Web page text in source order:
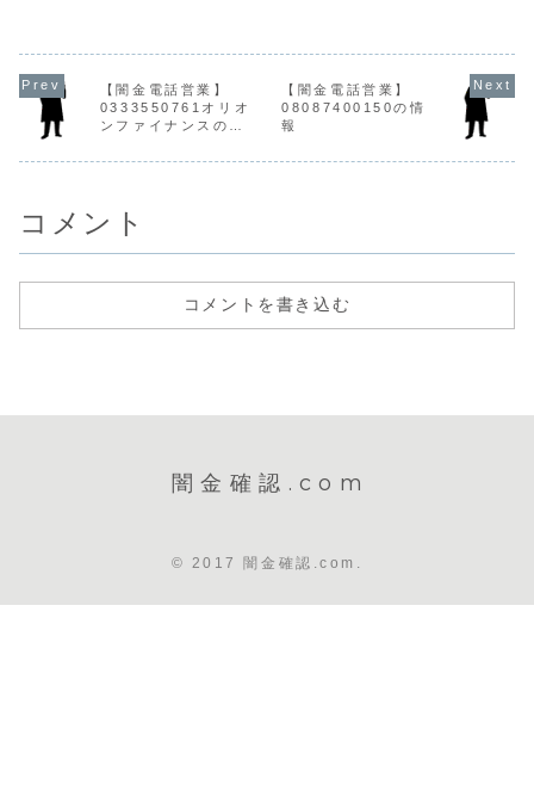
信用情報がありま
せん。取り立て時
は攻撃的な言葉遣
いになり、嫌がら
せを始めます。非
常に悪質なヤ...
登録もなく、信用
情報がありませ
ん。最初は丁寧な
対応でも、都合が
な言葉遣いにな
登録もなく、信用
情報がありませ
ん。最初は丁寧な
な言葉遣いにな
用情報があ
ん。取り立
攻撃的な言
になり、嫌
を始めます
に悪質なヤ
【闇金電話営業】
0333550761オリオ
ンファイナンスの情
【闇金電話営業】
08087400150の情
報
コメント
コメントを書き込む
闇金確認.com
© 2017 闇金確認.com.